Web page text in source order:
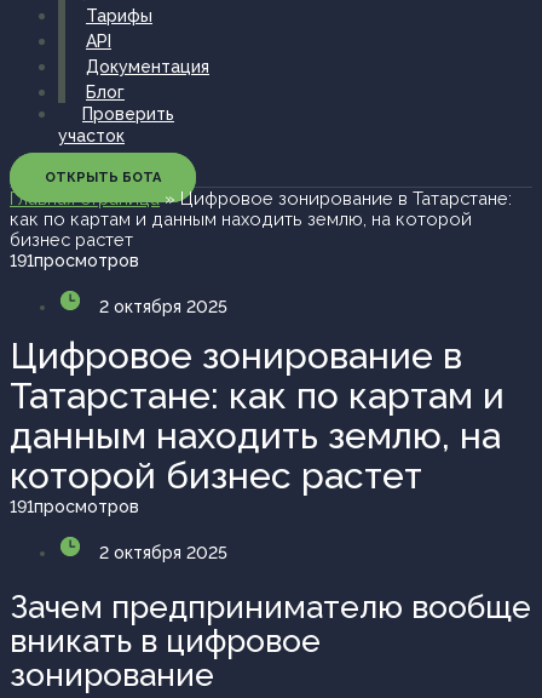
Тарифы
API
Документация
Блог
Проверить
участок
ОТКРЫТЬ БОТА
Главная страница»Цифровое зонирование в Татарстане:
как по картам и данным находить землю, на которой
бизнес растет
просмотров
191
2 октября 2025
Цифровое зонирование в
Татарстане: как по картам и
данным находить землю, на
которой бизнес растет
просмотров
191
2 октября 2025
Зачем предпринимателю вообще
вникать в цифровое
зонирование